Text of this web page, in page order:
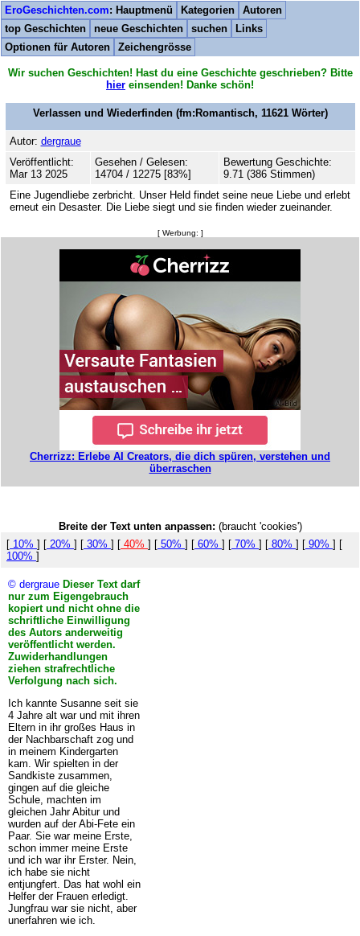
EroGeschichten.com: Hauptmenü Kategorien
Autoren
top Geschichten
neue Geschichten suchen
Links
Optionen für Autoren
Zeichengrösse
Wir suchen Geschichten! Hast du eine Geschichte geschrieben? Bitte
hier einsenden! Danke schön!
Verlassen und Wiederfinden(fm:Romantisch, 11621Wörter)
Autor: dergraue
Veröffentlicht:
Mar 13 2025
Gesehen / Gelesen:
14704 / 12275 [83%]
Bewertung Geschichte:
9.71 (386 Stimmen)
Eine Jugendliebe zerbricht. Unser Held findet seine neue Liebe und erlebt
erneut ein Desaster. Die Liebe siegt und sie finden wieder zueinander.
[ Werbung: ]
Cherrizz: Erlebe AI Creators, die dich spüren, verstehen und
überraschen
Breite der Text unten anpassen: (braucht 'cookies')
[ 10% ] [ 20% ] [ 30% ] [ 40% ] [ 50% ] [ 60% ] [ 70% ] [ 80% ] [ 90% ] [
100% ]
© dergraue Dieser Text darf
nur zum Eigengebrauch
kopiert und nicht ohne die
schriftliche Einwilligung
des Autors anderweitig
veröffentlicht werden.
Zuwiderhandlungen
ziehen strafrechtliche
Verfolgung nach sich.
Ich kannte Susanne seit sie
4 Jahre alt war und mit ihren
Eltern in ihr großes Haus in
der Nachbarschaft zog und
in meinem Kindergarten
kam. Wir spielten in der
Sandkiste zusammen,
gingen auf die gleiche
Schule, machten im
gleichen Jahr Abitur und
wurden auf der Abi-Fete ein
Paar. Sie war meine Erste,
schon immer meine Erste
und ich war ihr Erster. Nein,
ich habe sie nicht
entjungfert. Das hat wohl ein
Helfer der Frauen erledigt.
Jungfrau war sie nicht, aber
unerfahren wie ich.